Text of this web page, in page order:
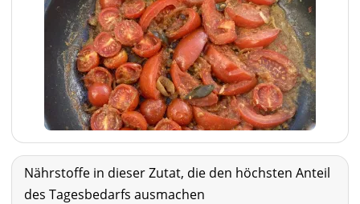
Nährstoffe in dieser Zutat, die den höchsten Anteil
des Tagesbedarfs ausmachen